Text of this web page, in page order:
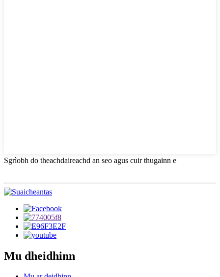
Sgrìobh do theachdaireachd an seo agus cuir thugainn e
Mu dheidhinn